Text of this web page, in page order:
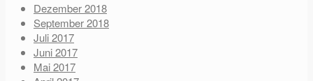
Dezember 2018
September 2018
Juli 2017
Juni 2017
Mai 2017